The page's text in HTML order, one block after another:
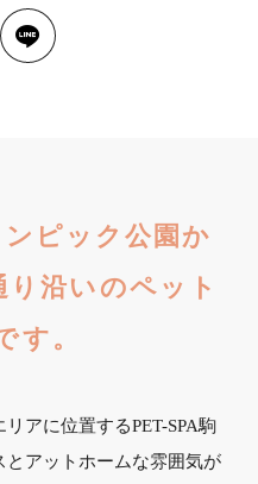
ピック公園か
り沿いのペット
す。
アに位置するPET-SPA駒
アットホームな雰囲気が